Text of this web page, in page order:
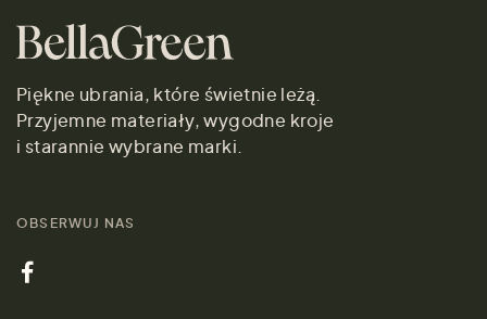
Piękne ubrania, które świetnie leżą.
Przyjemne materiały, wygodne kroje
i starannie wybrane marki.
OBSERWUJ NAS